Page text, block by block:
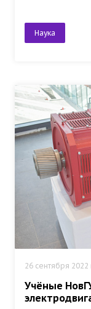
Наука
26 сентября 2022
Учёные